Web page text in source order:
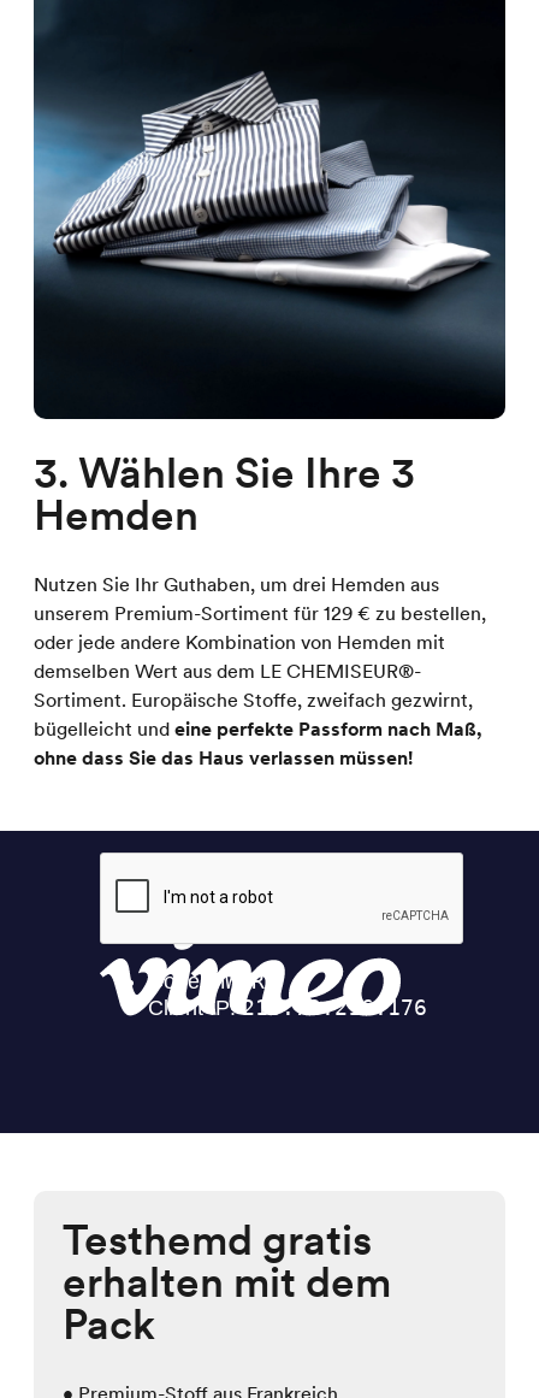
3. Wählen Sie Ihre 3
Hemden
Nutzen Sie Ihr Guthaben, um drei Hemden aus
unserem Premium-Sortiment für 129 € zu bestellen,
oder jede andere Kombination von Hemden mit
demselben Wert aus dem LE CHEMISEUR®-
Sortiment. Europäische Stoffe, zweifach gezwirnt,
bügelleicht und eine perfekte Passform nach Maß,
ohne dass Sie das Haus verlassen müssen!
Testhemd gratis
erhalten mit dem
Pack